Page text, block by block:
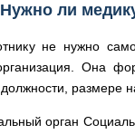
Нужно ли
не нужно
Она
размере
орган